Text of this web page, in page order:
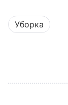
Уборка